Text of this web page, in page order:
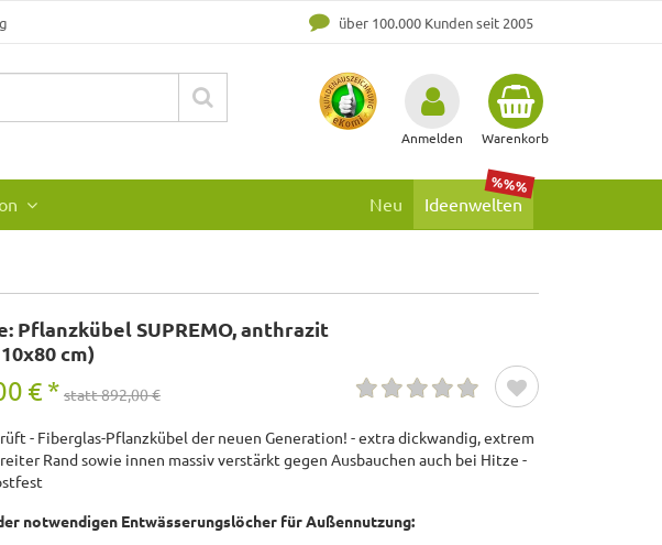
über 100.000 Kunden seit 2005
Anmelden Warenkorb
Ideenwelten
%%%
Neu
Pflanzkübel SUPREMO, anthrazit
cm)
€ * statt 892,00 €
- Fiberglas-Pflanzkübel der neuen Generation! - extra dickwandig, extrem
Rand sowie innen massiv verstärkt gegen Ausbauchen auch bei Hitze -
notwendigen Entwässerungslöcher für Außennutzung: